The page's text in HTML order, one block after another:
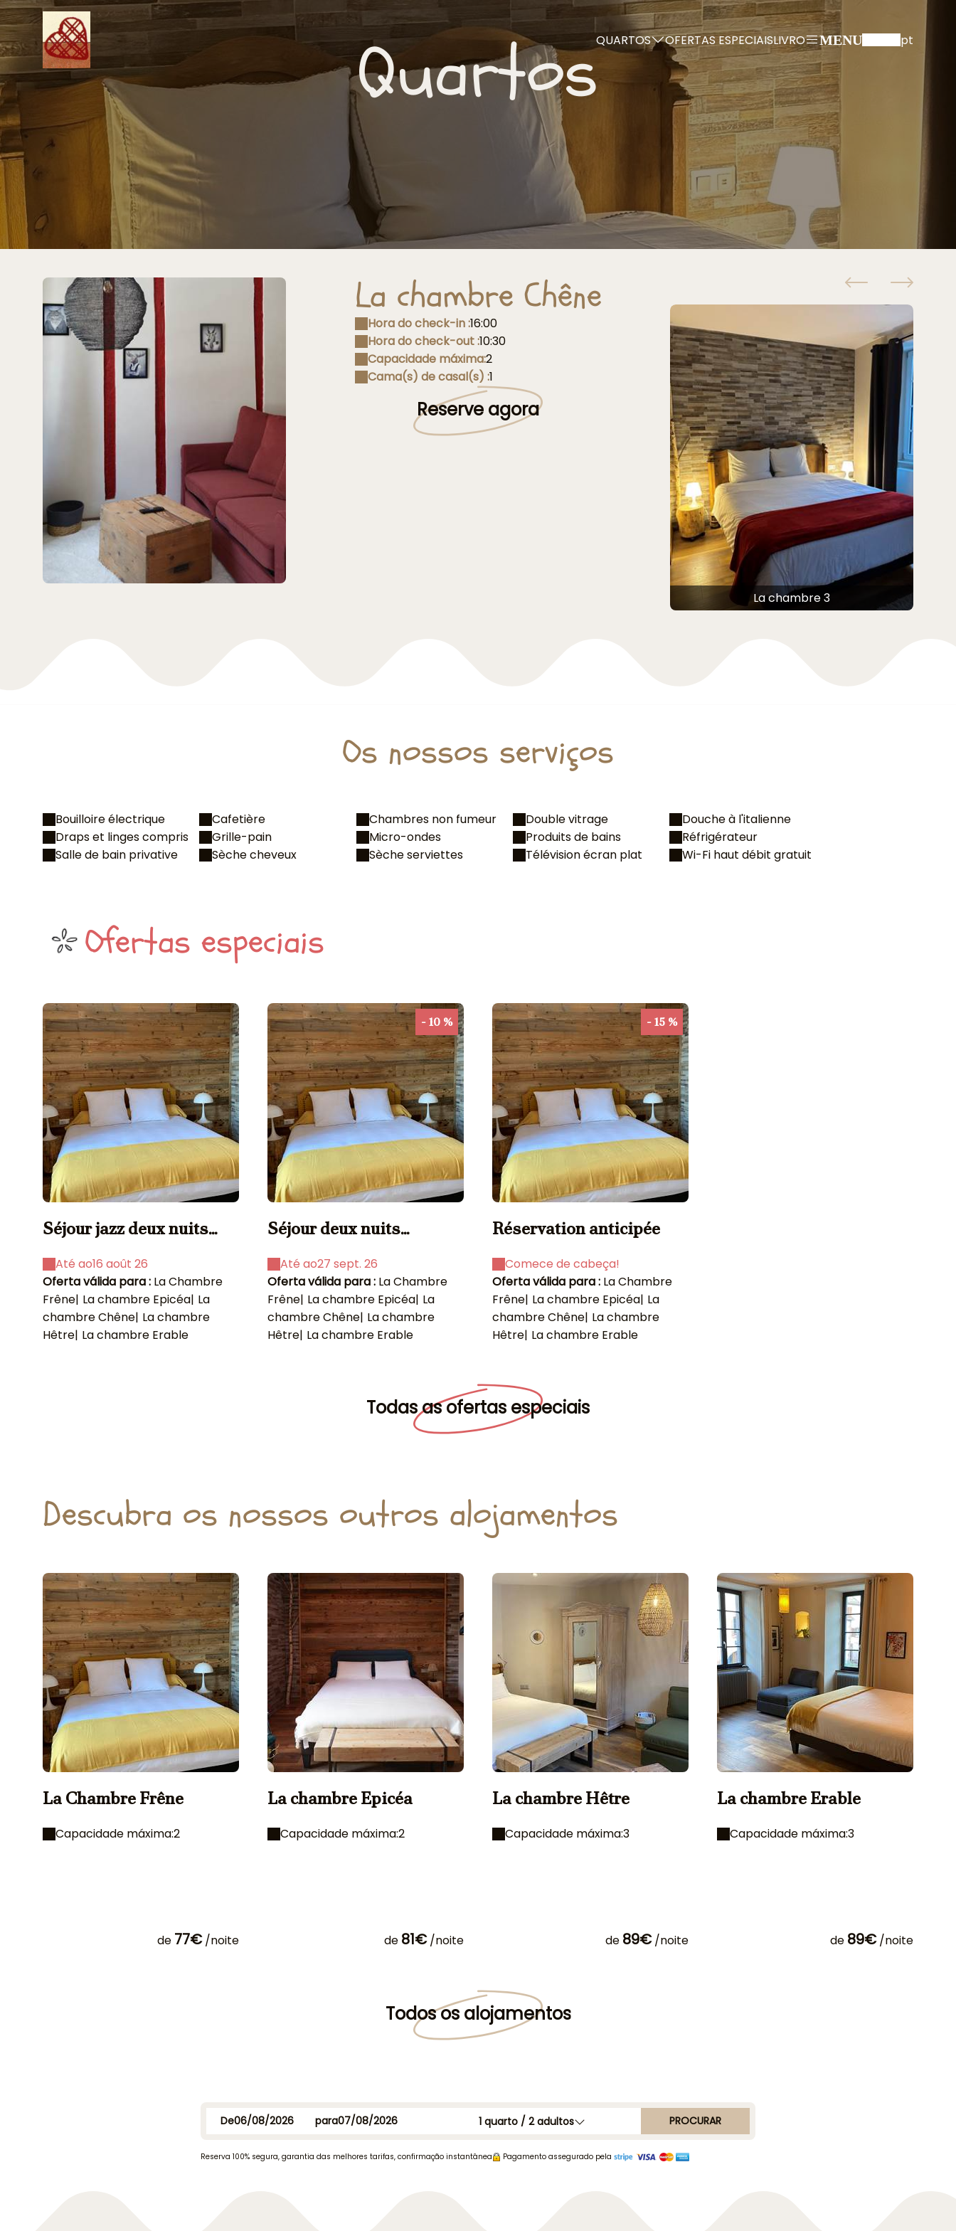
QUARTOS OFERTAS ESPECIAISLIVRO MENU pt
Quartos
La chambre Chêne
Hora do check-in :16:00
Hora do check-out :10:30
Capacidade máxima:2
Cama(s) de casal(s) :1
Reserve agora
La chambre 3
Os nossos serviços
Bouilloire électrique Cafetière Chambres non fumeur Double vitrage
Douche à l'italienne
Draps et linges compris
Grille-pain Micro-ondes Produits de bains
Réfrigérateur
Salle de bain privative
Sèche cheveux Sèche serviettes Télévision écran plat Wi-Fi haut débit gratuit
Ofertas especiais
Séjour jazz deux nuits
Até ao16 août 26
Oferta válida para : La Chambre
Frêne| La chambre Epicéa| La
chambre Chêne| La chambre
Hêtre| La chambre Erable
- 10 %
Séjour deux nuits
Até ao27 sept. 26
Oferta válida para : La Chambre
Frêne| La chambre Epicéa| La
chambre Chêne| La chambre
Hêtre| La chambre Erable
- 15 %
Réservation anticipée
Comece de cabeça!
Oferta válida para : La Chambre
Frêne| La chambre Epicéa| La
chambre Chêne| La chambre
Hêtre| La chambre Erable
Todas as ofertas especiais
Descubra os nossos outros alojamentos
La Chambre Frêne
Capacidade máxima:2
de 77€/noite
La chambre Epicéa
Capacidade máxima:2
de 81€/noite
La chambre Hêtre
Capacidade máxima:3
de 89€/noite
La chambre Erable
Capacidade máxima:3
de 89€/noite
Todos os alojamentos
De para 1quarto /2adultos PROCURAR
Reserva 100% segura, garantia das melhores tarifas, confirmação instantânea Pagamento assegurado pela